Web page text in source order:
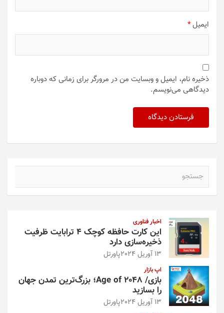
ایمیل*
ذخیره نام، ایمیل و وبسایت من در مرورگر برای زمانی که دوباره
دیدگاهی می‌نویسم.
اخبار فناوری
این کارت حافظه کوچک ۴ ترابایت ظرفیت
ذخیره‌سازی دارد
13 آوریل 2024 پاورتل
اپ بازار
بازی/ Age of 2048؛ بزرگ‌ترین تمدن جهان
را بسازید
13 آوریل 2024 پاورتل